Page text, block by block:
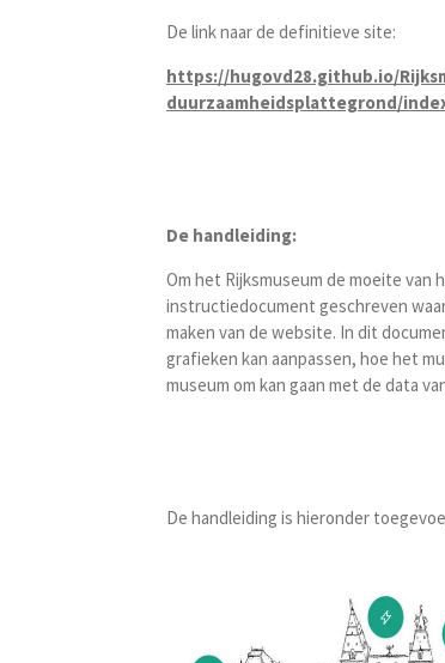
De link naar de definitieve site:
https://hugovd28.github.io/
duurzaamheidsplattegrond/
De handleiding:
Om het Rijksmuseum de moeite
instructiedocument geschreven
maken van de website. In dit
grafieken kan aanpassen, hoe het
museum om kan gaan met de data
De handleiding is hieronder